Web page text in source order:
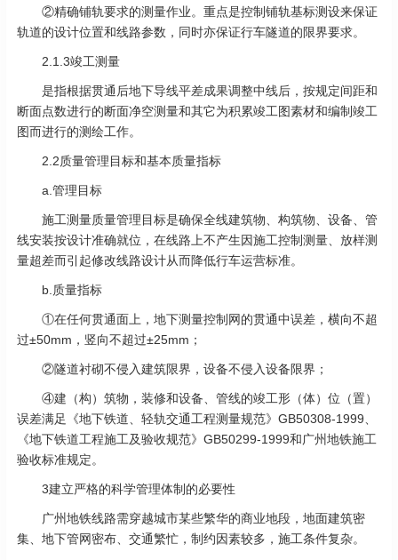
②精确铺轨要求的测量作业。重点是控制铺轨基标测设来保证
轨道的设计位置和线路参数，同时亦保证行车隧道的限界要求。
2.1.3竣工测量
是指根据贯通后地下导线平差成果调整中线后，按规定间距和
断面点数进行的断面净空测量和其它为积累竣工图素材和编制竣工
图而进行的测绘工作。
2.2质量管理目标和基本质量指标
a.管理目标
施工测量质量管理目标是确保全线建筑物、构筑物、设备、管
线安装按设计准确就位，在线路上不产生因施工控制测量、放样测
量超差而引起修改线路设计从而降低行车运营标准。
b.质量指标
①在任何贯通面上，地下测量控制网的贯通中误差，横向不超
过±50mm，竖向不超过±25mm；
②隧道衬砌不侵入建筑限界，设备不侵入设备限界；
④建（构）筑物，装修和设备、管线的竣工形（体）位（置）
误差满足《地下铁道、轻轨交通工程测量规范》GB50308-1999、
《地下铁道工程施工及验收规范》GB50299-1999和广州地铁施工
验收标准规定。
3建立严格的科学管理体制的必要性
广州地铁线路需穿越城市某些繁华的商业地段，地面建筑密
集、地下管网密布、交通繁忙，制约因素较多，施工条件复杂。